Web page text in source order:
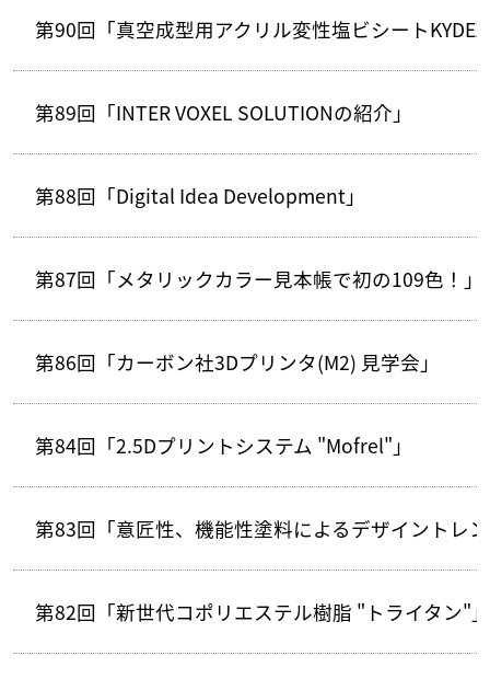
第90回「真空成型用アクリル変性塩ビシート
第89回「INTER VOXEL SOLUTIONの紹介」
第88回「Digital Idea Development」
第87回「メタリックカラー見本帳で初の109色！」
第86回「カーボン社3Dプリンタ(M2) 見学会」
第84回「2.5Dプリントシステム "Mofrel"」
第83回「意匠性、機能性塗料によるデザイントレ
第82回「新世代コポリエステル樹脂 "トライタン"」